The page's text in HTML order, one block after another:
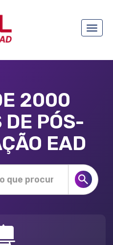
Toggle
2000
DE PÓS-
EAD